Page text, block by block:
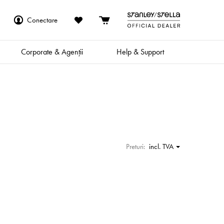
Conectare
Corporate & Agenții Help & Support
Preturi: incl. TVA